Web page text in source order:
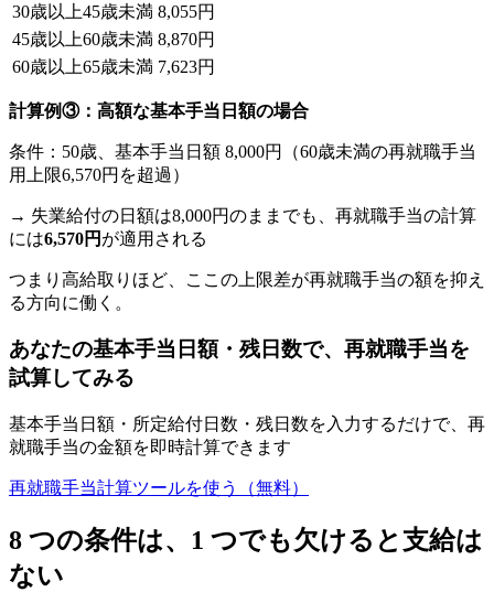
30歳以上45歳未満 8,055円
45歳以上60歳未満 8,870円
60歳以上65歳未満 7,623円
計算例③：高額な基本手当日額の場合
条件：50歳、基本手当日額 8,000円（60歳未満の再就職手当
用上限6,570円を超過）
→ 失業給付の日額は8,000円のままでも、再就職手当の計算
には6,570円 が適用される
つまり高給取りほど、ここの上限差が再就職手当の額を抑え
る方向に働く。
あなたの基本手当日額・残日数で、再就職手当を
試算してみる
基本手当日額・所定給付日数・残日数を入力するだけで、再
就職手当の金額を即時計算できます
再就職手当計算ツールを使う（無料）
8 つの条件は、1 つでも欠けると支給は
ない